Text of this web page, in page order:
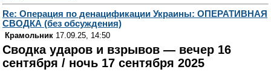
Re: Операция по денацификации Украины: ОПЕРАТИВНАЯ
СВОДКА (без обсуждения)
Крамольник 17.09.25, 14:50
Сводка ударов и взрывов — вечер 16
сентября / ночь 17 сентября 2025